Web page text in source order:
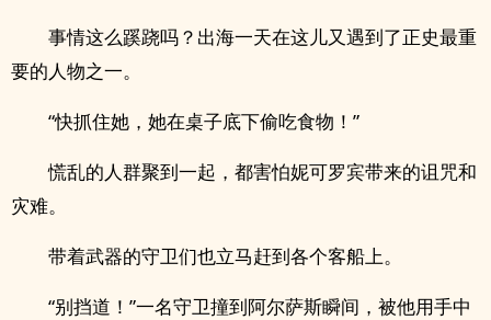
事情这么蹊跷吗？出海一天在这儿又遇到了正史最重
要的人物之一。
“快抓住她，她在桌子底下偷吃食物！”
慌乱的人群聚到一起，都害怕妮可罗宾带来的诅咒和
灾难。
带着武器的守卫们也立马赶到各个客船上。
“别挡道！”一名守卫撞到阿尔萨斯瞬间，被他用手中